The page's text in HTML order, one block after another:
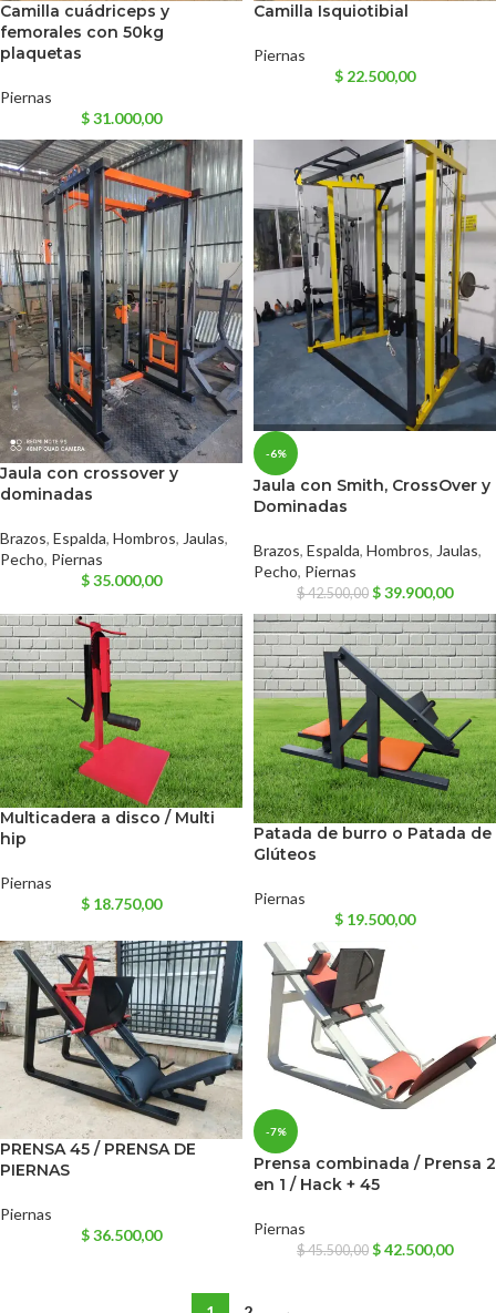
Camilla cuádriceps y
femorales con 50kg
plaquetas
Piernas
$31.000,00
Camilla Isquiotibial
Piernas
$ 22.500,00
Jaula con crossover y
dominadas
Brazos, Espalda, Hombros, Jaulas,
Pecho, Piernas
$35.000,00
-6%
Jaula con Smith, CrossOver y
Dominadas
Brazos, Espalda, Hombros, Jaulas,
Pecho, Piernas
$42.500,00 $39.900,00
Multicadera a disco / Multi
hip
Piernas
$ 18.750,00
Patada de burro o Patada de
Glúteos
Piernas
$ 19.500,00
PRENSA 45 / PRENSA DE
PIERNAS
Piernas
$36.500,00
-7%
Prensa combinada / Prensa 2
en 1 / Hack + 45
Piernas
$45.500,00 $42.500,00